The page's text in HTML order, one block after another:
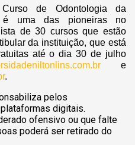
de Odontologia da
é uma das pioneiras no
de 30 cursos que estão
da instituição, que está
até o dia 30 de julho
e
.
pelos
digitais.
ofensivo ou que falte
poderá ser retirado do